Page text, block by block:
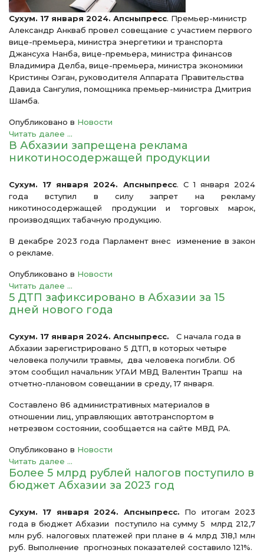
Сухум. 17 января 2024. Апсныпресс. Премьер-министр
Александр Анкваб провел совещание с участием первого
вице-премьера, министра энергетики и транспорта
Джансуха Нанба, вице-премьера, министра финансов
Владимира Делба, вице-премьера, министра экономики
Кристины Озган, руководителя Аппарата Правительства
Давида Сангулия, помощника премьер-министра Дмитрия
Шамба.
Опубликовано в Новости
Читать далее ...
В Абхазии запрещена реклама
никотиносодержащей продукции
Сухум. 17 января 2024. Апсныпресс. С 1 января 2024
года вступил в силу запрет на рекламу
никотиносодержащей продукции и торговых марок,
производящих табачную продукцию.
В декабре 2023 года Парламент внес изменение в закон
о рекламе.
Опубликовано в Новости
Читать далее ...
5 ДТП зафиксировано в Абхазии за 15
дней нового года
Сухум. 17 января 2024. Апсныпресс. С начала года в
Абхазии зарегистрировано 5 ДТП, в которых четыре
человека получили травмы, два человека погибли. Об
этом сообщил начальник УГАИ МВД Валентин Трапш на
отчетно-плановом совещании в среду, 17 января.
Составлено 86 административных материалов в
отношении лиц, управляющих автотранспортом в
нетрезвом состоянии, сообщается на сайте МВД РА.
Опубликовано в Новости
Читать далее ...
Более 5 млрд рублей налогов поступило в
бюджет Абхазии за 2023 год
Сухум. 17 января 2024. Апсныпресс. По итогам 2023
года в бюджет Абхазии поступило на сумму 5 млрд 212,7
млн руб. налоговых платежей при плане в 4 млрд 318,1 млн
руб. Выполнение прогнозных показателей составило 121%.